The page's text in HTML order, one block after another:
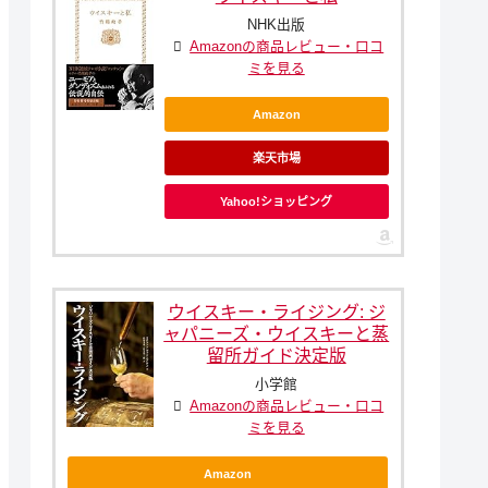
NHK出版
Amazonの商品レビュー・口コ
ミを見る
Amazon
楽天市場
Yahoo!ショッピング
ウイスキー・ライジング: ジ
ャパニーズ・ウイスキーと蒸
留所ガイド決定版
小学館
Amazonの商品レビュー・口コ
ミを見る
Amazon